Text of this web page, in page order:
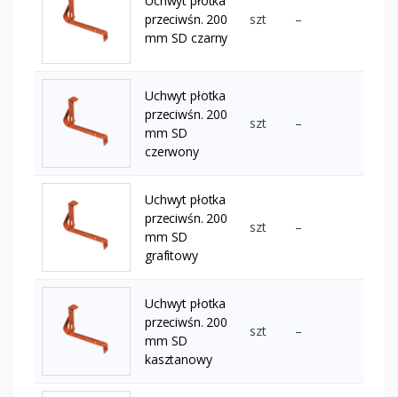
przeciwśn. 200
mm SD czarny
szt –
Uchwyt płotka
przeciwśn. 200
mm SD
czerwony
szt –
Uchwyt płotka
przeciwśn. 200
mm SD
grafitowy
szt –
Uchwyt płotka
przeciwśn. 200
mm SD
kasztanowy
szt –